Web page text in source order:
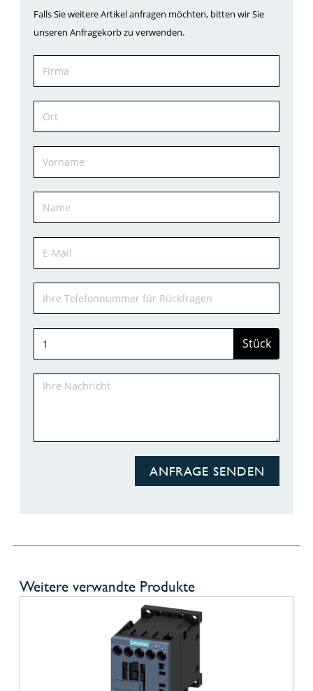
Falls Sie weitere Artikel anfragen möchten, bitten wir Sie
unseren Anfragekorb zu verwenden.
Stück
ANFRAGE SENDEN
Weitere verwandte Produkte